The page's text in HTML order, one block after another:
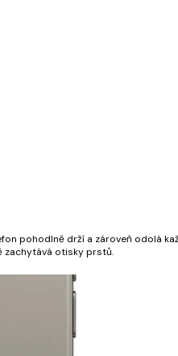
pohodlně drží a zároveň odolá
zachytává otisky prstů.